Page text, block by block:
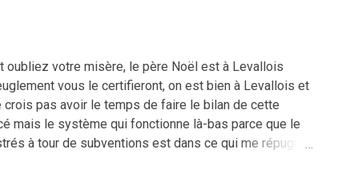
oubliez votre misère, le père Noël est à Levallois
vous le certifieront, on est bien à Levallois et
pas avoir le temps de faire le bilan de cette
mais le système qui fonctionne là-bas parce que le
à tour de subventions est dans ce qui me répugne